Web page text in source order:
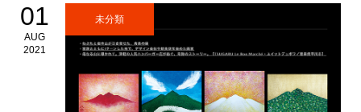
01
AUG
2021
未分類